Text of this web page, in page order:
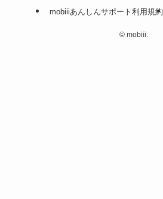
mobiiiあんしんサポート利用規約
© mobiii.